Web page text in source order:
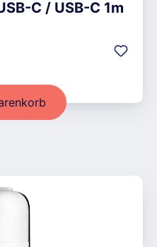
Pro Car Ladekabel USB-C / USB-C 1m